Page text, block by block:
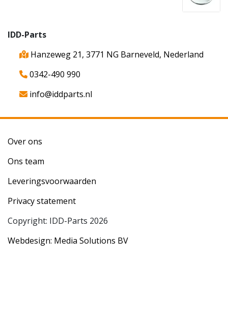
IDD-Parts
Hanzeweg 21, 3771 NG Barneveld, Nederland
0342-490 990
info@iddparts.nl
Over ons
Ons team
Leveringsvoorwaarden
Privacy statement
Copyright: IDD-Parts 2026
Webdesign: Media Solutions BV